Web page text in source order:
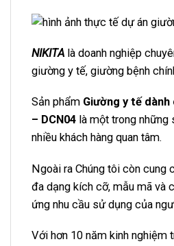
NIKITA là doanh nghiệp
giường y tế, giường bệnh
Sản phẩm Giường y tế dành
– DCN04 là một trong
nhiều khách hàng quan tâm.
Ngoài ra Chúng tôi còn cung
đa dạng kích cỡ, mẫu mã và
ứng nhu cầu sử dụng của
Với hơn 10 năm kinh nghiệm